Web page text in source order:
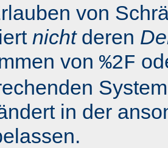
von
nichtderen
von %2F
in der